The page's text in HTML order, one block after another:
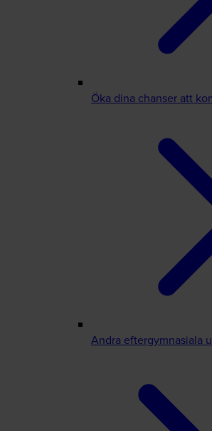
Öka dina chanser att
Andra eftergymnasiala